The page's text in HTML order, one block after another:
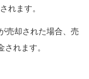
れます。
売却された場合、売
れます。